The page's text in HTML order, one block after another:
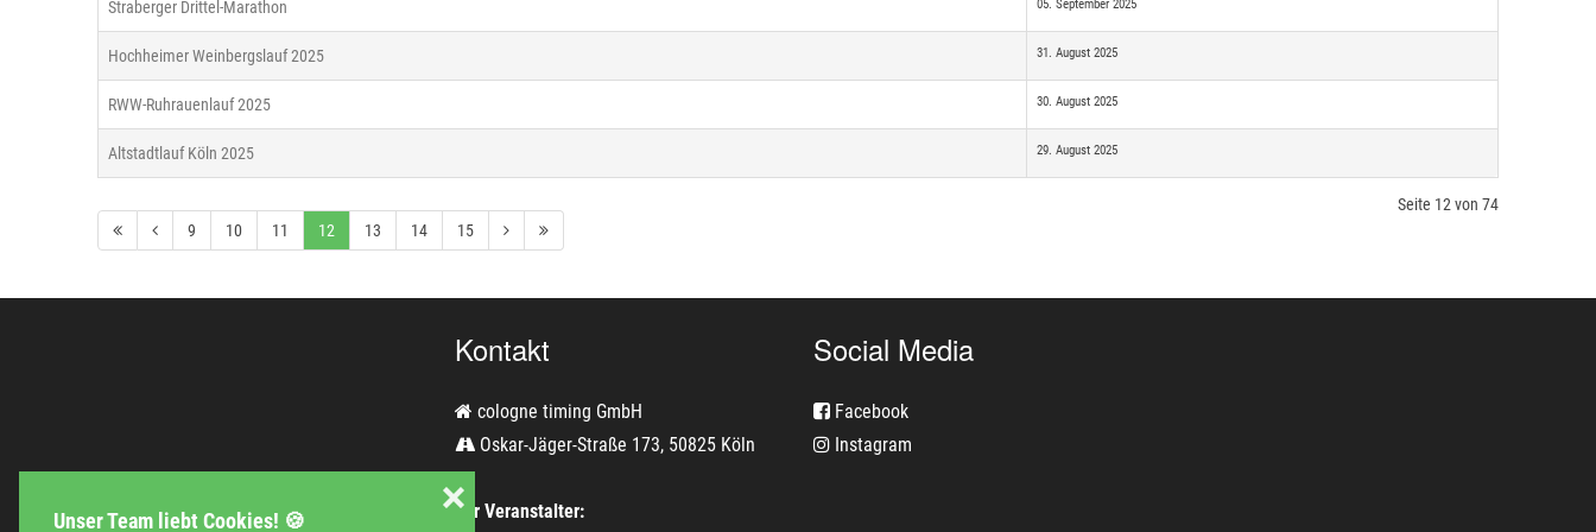
Unser Team liebt Cookies! 🍪
❌
Straberger Drittel-Marathon 05. September 2025
Hochheimer Weinbergslauf 2025 31. August 2025
RWW-Ruhrauenlauf 2025 30. August 2025
Altstadtlauf Köln 2025 29. August 2025
Seite 12 von 74
9
10 11 12 13 14 15
Kontakt
cologne timing GmbH
Oskar-Jäger-Straße 173, 50825 Köln
Für Veranstalter:
Social Media
Facebook
Instagram